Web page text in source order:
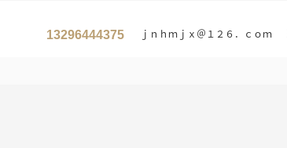
13296444375 ｊｎｈｍｊｘ＠１２６．ｃｏｍ